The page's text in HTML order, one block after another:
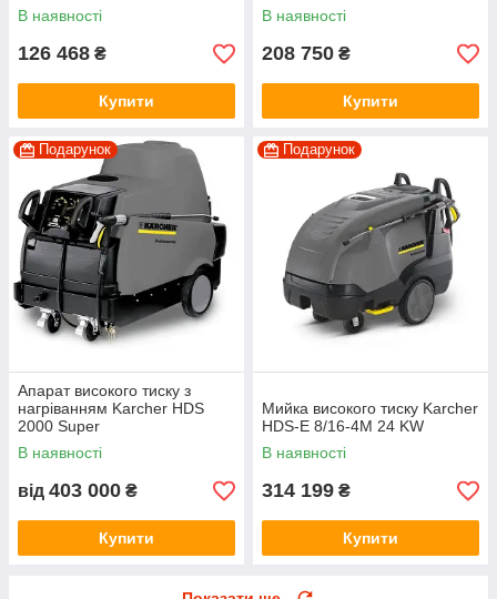
В наявності
126 468 ₴
Купити
В наявності
208 750 ₴
Купити
Подарунок
Апарат високого тиску з
нагріванням Karcher HDS
2000 Super
В наявності
від 403 000 ₴
Купити
Подарунок
Мийка високого тиску Karcher
HDS-E 8/16-4M 24 KW
В наявності
314 199 ₴
Купити